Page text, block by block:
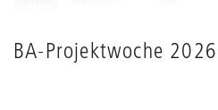
BA-Projektwoche 2026